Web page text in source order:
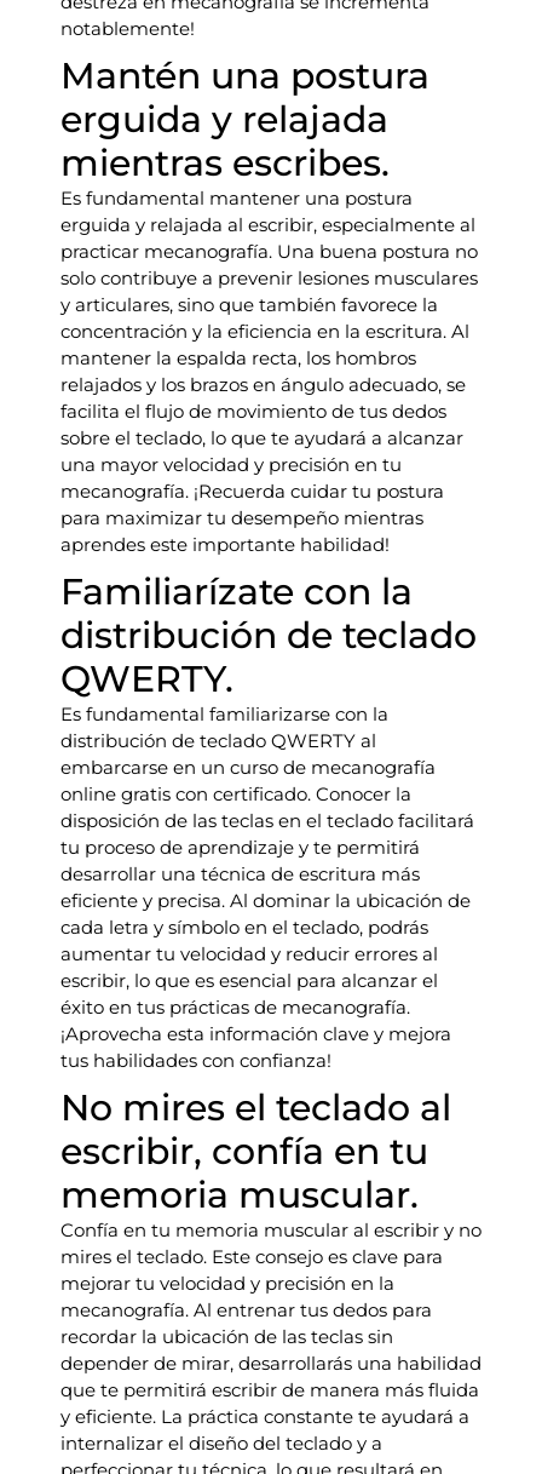
notablemente!
Mantén una postura
erguida y relajada
mientras escribes.
Es fundamental mantener una postura
erguida y relajada al escribir, especialmente al
practicar mecanografía. Una buena postura no
solo contribuye a prevenir lesiones musculares
y articulares, sino que también favorece la
concentración y la eficiencia en la escritura. Al
mantener la espalda recta, los hombros
relajados y los brazos en ángulo adecuado, se
facilita el flujo de movimiento de tus dedos
sobre el teclado, lo que te ayudará a alcanzar
una mayor velocidad y precisión en tu
mecanografía. ¡Recuerda cuidar tu postura
para maximizar tu desempeño mientras
aprendes este importante habilidad!
Familiarízate con la
distribución de teclado
QWERTY.
Es fundamental familiarizarse con la
distribución de teclado QWERTY al
embarcarse en un curso de mecanografía
online gratis con certificado. Conocer la
disposición de las teclas en el teclado facilitará
tu proceso de aprendizaje y te permitirá
desarrollar una técnica de escritura más
eficiente y precisa. Al dominar la ubicación de
cada letra y símbolo en el teclado, podrás
aumentar tu velocidad y reducir errores al
escribir, lo que es esencial para alcanzar el
éxito en tus prácticas de mecanografía.
¡Aprovecha esta información clave y mejora
tus habilidades con confianza!
No mires el teclado al
escribir, confía en tu
memoria muscular.
Confía en tu memoria muscular al escribir y no
mires el teclado. Este consejo es clave para
mejorar tu velocidad y precisión en la
mecanografía. Al entrenar tus dedos para
recordar la ubicación de las teclas sin
depender de mirar, desarrollarás una habilidad
que te permitirá escribir de manera más fluida
y eficiente. La práctica constante te ayudará a
internalizar el diseño del teclado y a